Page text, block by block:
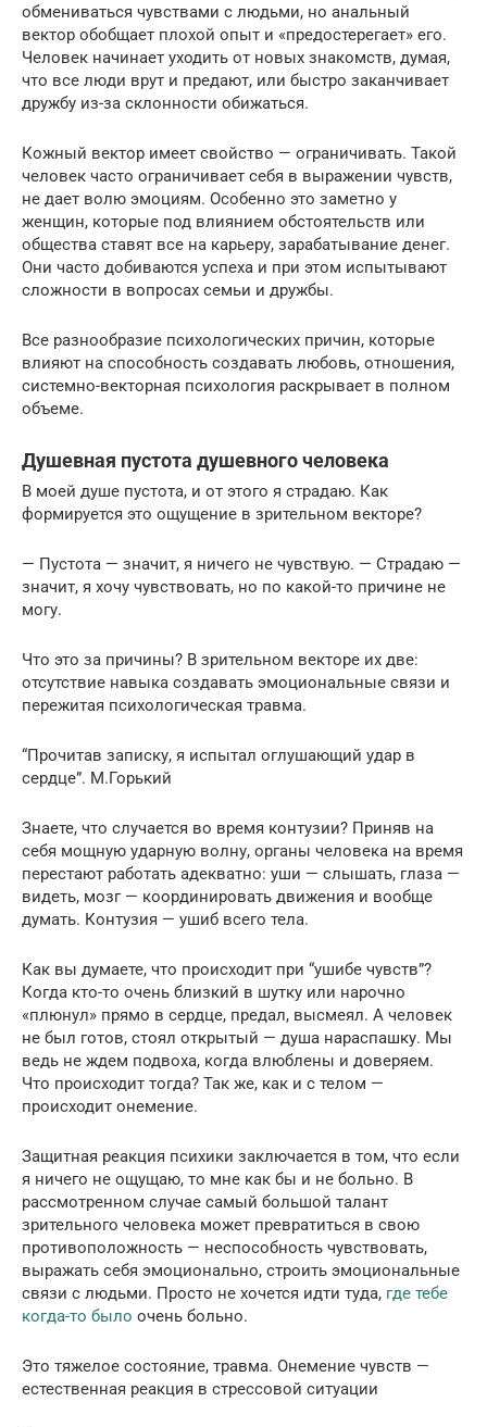
обмениваться чувствами с людьми, но анальный
вектор обобщает плохой опыт и «предостерегает» его.
Человек начинает уходить от новых знакомств, думая,
что все люди врут и предают, или быстро заканчивает
дружбу из-за склонности обижаться.
Кожный вектор имеет свойство — ограничивать. Такой
человек часто ограничивает себя в выражении чувств,
не дает волю эмоциям. Особенно это заметно у
женщин, которые под влиянием обстоятельств или
общества ставят все на карьеру, зарабатывание денег.
Они часто добиваются успеха и при этом испытывают
сложности в вопросах семьи и дружбы.
Все разнообразие психологических причин, которые
влияют на способность создавать любовь, отношения,
системно-векторная психология раскрывает в полном
объеме.
Душевная пустота душевного человека
В моей душе пустота, и от этого я страдаю. Как
формируется это ощущение в зрительном векторе?
— Пустота — значит, я ничего не чувствую. — Страдаю —
значит, я хочу чувствовать, но по какой-то причине не
могу.
Что это за причины? В зрительном векторе их две:
отсутствие навыка создавать эмоциональные связи и
пережитая психологическая травма.
“Прочитав записку, я испытал оглушающий удар в
сердце”. М.Горький
Знаете, что случается во время контузии? Приняв на
себя мощную ударную волну, органы человека на время
перестают работать адекватно: уши — слышать, глаза —
видеть, мозг — координировать движения и вообще
думать. Контузия — ушиб всего тела.
Как вы думаете, что происходит при “ушибе чувств”?
Когда кто-то очень близкий в шутку или нарочно
«плюнул» прямо в сердце, предал, высмеял. А человек
не был готов, стоял открытый — душа нараспашку. Мы
ведь не ждем подвоха, когда влюблены и доверяем.
Что происходит тогда? Так же, как и с телом —
происходит онемение.
Защитная реакция психики заключается в том, что если
я ничего не ощущаю, то мне как бы и не больно. В
рассмотренном случае самый большой талант
зрительного человека может превратиться в свою
противоположность — неспособность чувствовать,
выражать себя эмоционально, строить эмоциональные
связи с людьми. Просто не хочется идти туда, где тебе
когда-то было очень больно.
Это тяжелое состояние, травма. Онемение чувств —
естественная реакция в стрессовой ситуации